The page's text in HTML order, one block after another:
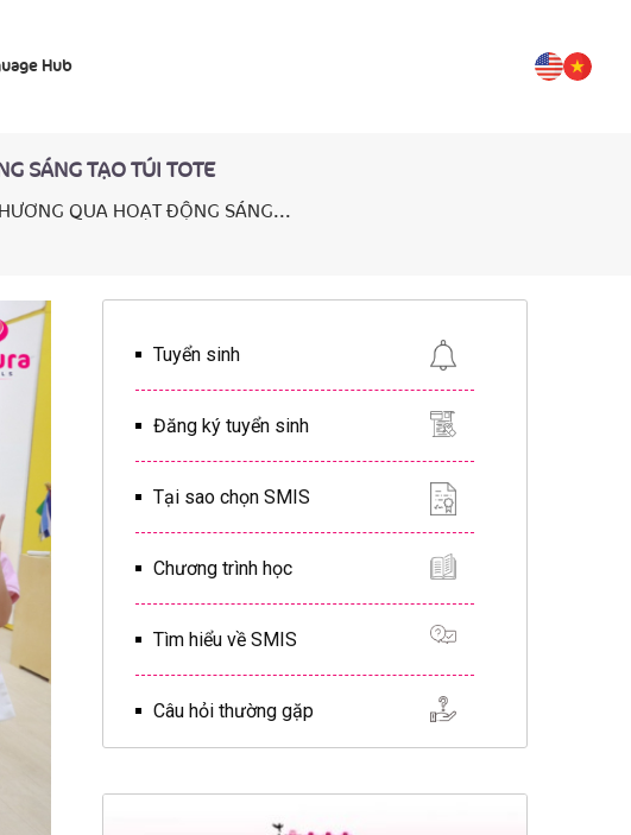
Hub
SÁNG TẠO TÚI TOTE
QUA HOẠT ĐỘNG SÁNG...
Tuyển sinh
Đăng ký tuyển sinh
Tại sao chọn SMIS
Chương trình học
Tìm hiểu về SMIS
Câu hỏi thường gặp